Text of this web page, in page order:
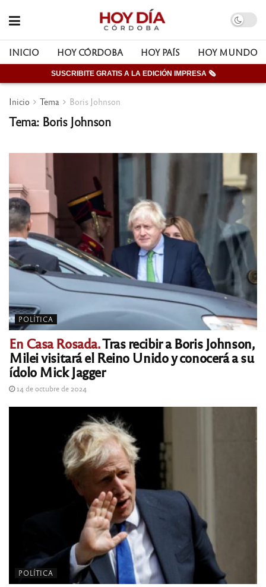
INICIO HOY CÓRDOBA HOY PAÍS HOY MUNDO
SUSCRIBITE GRATIS A LA EDICIÓN IMPRESA 🗞
Inicio Tema Boris Johnson
Tema: Boris Johnson
POLÍTICA
En Casa Rosada.Tras recibir a Boris Johnson,
Milei visitará el Reino Unido y conocerá a su
ídolo Mick Jagger
14 de octubre de 2024
POLÍTICA